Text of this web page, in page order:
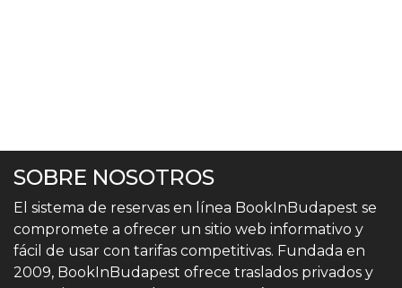
SOBRE NOSOTROS
El sistema de reservas en línea BookInBudapest se
compromete a ofrecer un sitio web informativo y
fácil de usar con tarifas competitivas. Fundada en
2009, BookInBudapest ofrece traslados privados y